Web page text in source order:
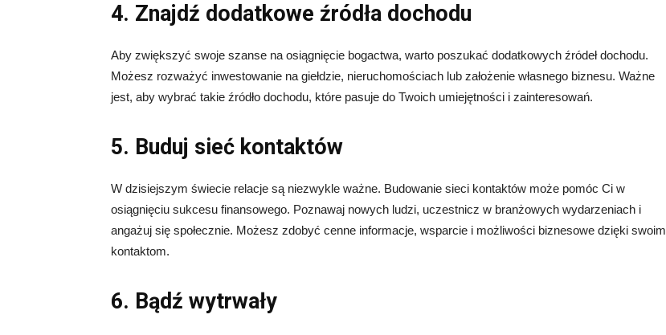
4. Znajdź dodatkowe źródła dochodu
Aby zwiększyć swoje szanse na osiągnięcie bogactwa, warto poszukać dodatkowych źródeł dochodu.
Możesz rozważyć inwestowanie na giełdzie, nieruchomościach lub założenie własnego biznesu. Ważne
jest, aby wybrać takie źródło dochodu, które pasuje do Twoich umiejętności i zainteresowań.
5. Buduj sieć kontaktów
W dzisiejszym świecie relacje są niezwykle ważne. Budowanie sieci kontaktów może pomóc Ci w
osiągnięciu sukcesu finansowego. Poznawaj nowych ludzi, uczestnicz w branżowych wydarzeniach i
angażuj się społecznie. Możesz zdobyć cenne informacje, wsparcie i możliwości biznesowe dzięki swoim
kontaktom.
6. Bądź wytrwały